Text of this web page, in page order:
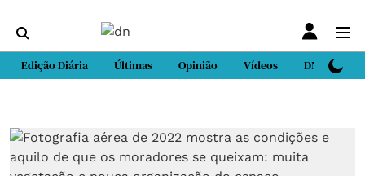
Edição Diária Últimas Opinião Vídeos DN Sport